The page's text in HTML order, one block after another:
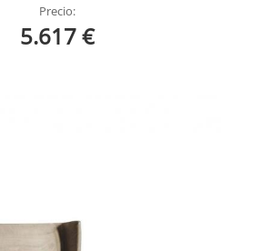
Precio:
5.617 €